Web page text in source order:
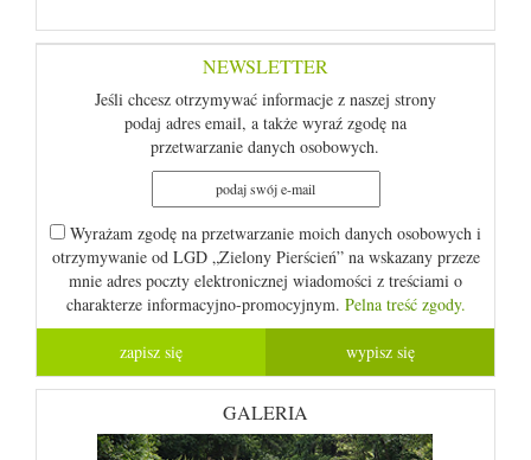
NEWSLETTER
Jeśli chcesz otrzymywać informacje z naszej strony
podaj adres email, a także wyraź zgodę na
przetwarzanie danych osobowych.
Wyrażam zgodę na przetwarzanie moich danych osobowych i
otrzymywanie od LGD „Zielony Pierścień” na wskazany przeze
mnie adres poczty elektronicznej wiadomości z treściami o
charakterze informacyjno-promocyjnym. Pelna treść zgody.
GALERIA